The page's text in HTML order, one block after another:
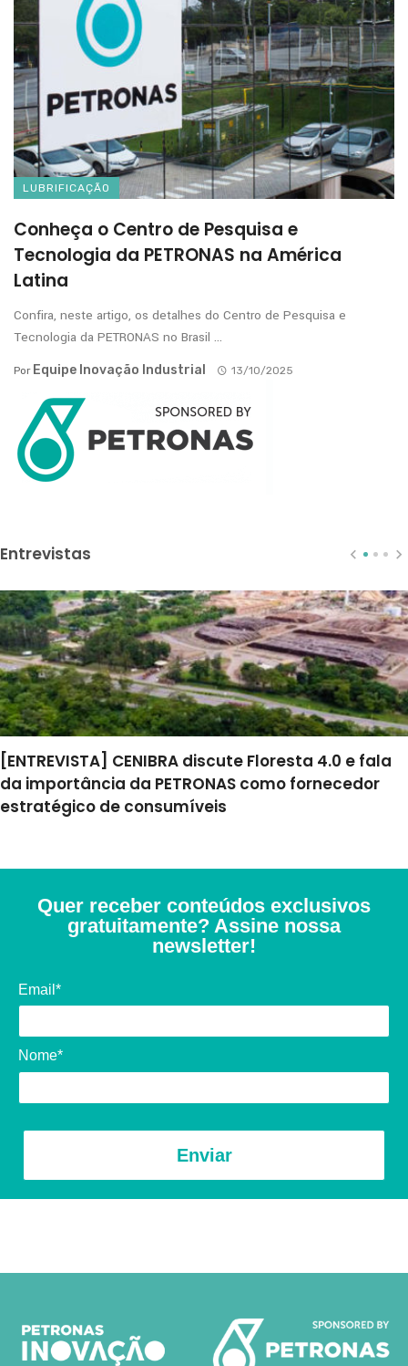
LUBRIFICAÇÃO
Conheça o Centro de Pesquisa e
Tecnologia da PETRONAS na América
Latina
Confira, neste artigo, os detalhes do Centro de Pesquisa e
Tecnologia da PETRONAS no Brasil ...
Por Equipe Inovação Industrial 13/10/2025
Entrevistas
[ENTREVISTA] CENIBRA discute Floresta 4.0 e fala
da importância da PETRONAS como fornecedor
estratégico de consumíveis
Quer receber conteúdos exclusivos
gratuitamente? Assine nossa
newsletter!
Email*
Nome*
Enviar